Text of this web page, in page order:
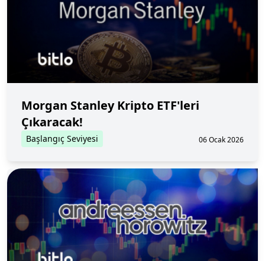
Morgan Stanley Kripto ETF'leri
Çıkaracak!
Başlangıç Seviyesi 06 Ocak 2026